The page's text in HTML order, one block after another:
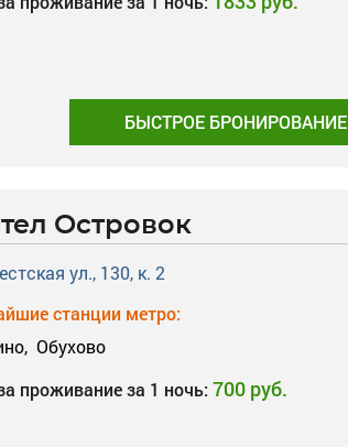
БЫСТРОЕ БРОНИРОВАНИЕ
Островок
ул., 130, к. 2
станции метро:
Обухово
проживание за 1 ночь:700 руб.